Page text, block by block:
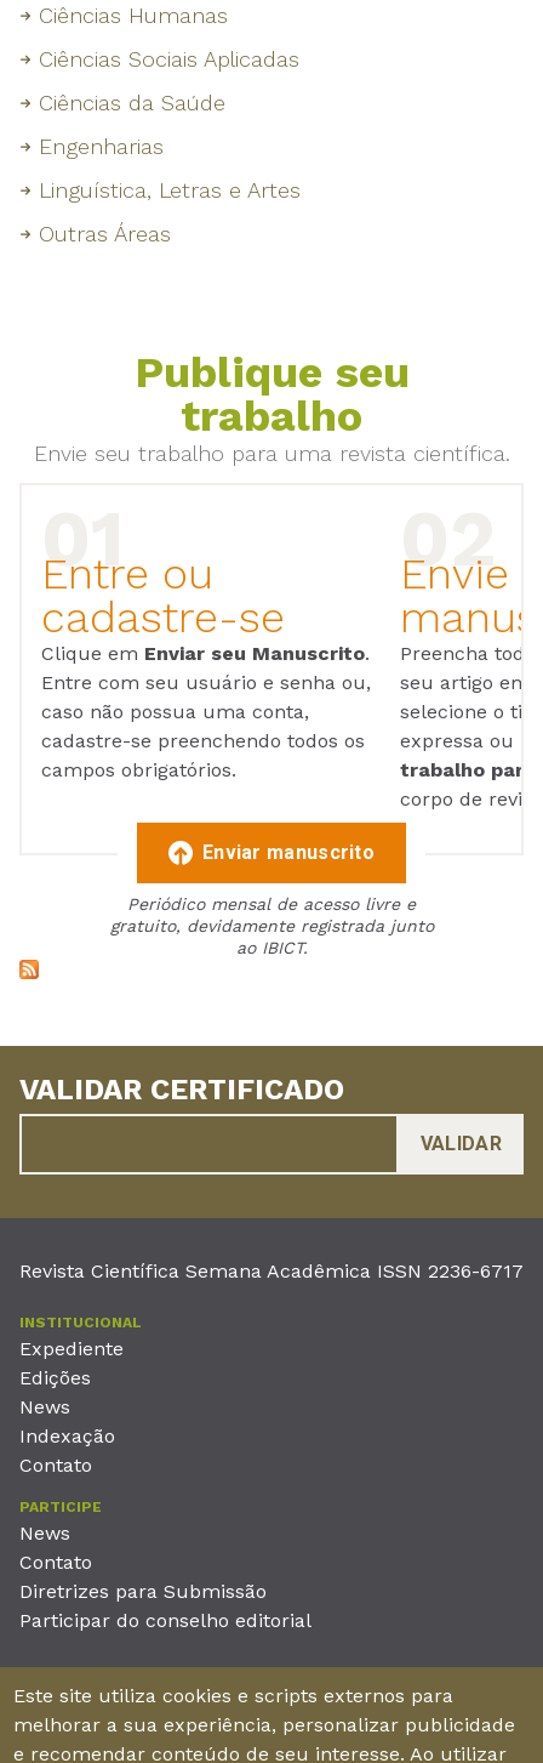
Ciências Humanas
Ciências Sociais Aplicadas
Ciências da Saúde
Engenharias
Linguística, Letras e Artes
Outras Áreas
Publique seu
trabalho
Envie seu trabalho para uma revista científica.
Entre ou
cadastre-se
Clique em Enviar seu Manuscrito.
Entre com seu usuário e senha ou,
caso não possua uma conta,
cadastre-se preenchendo todos os
campos obrigatórios.
Envie
Preencha
seu artigo em
selecione o
expressa ou
trabalho para
corpo de
Enviar manuscrito
Periódico mensal de acesso livre e
gratuito, devidamente registrada junto
ao IBICT.
VALIDAR CERTIFICADO
Revista Científica Semana Acadêmica ISSN 2236-6717
INSTITUCIONAL
Expediente
Edições
News
Indexação
Contato
PARTICIPE
News
Contato
Diretrizes para Submissão
Participar do conselho editorial
Unieducar Inteligência Educacional Ltda
CNPJ: 05.569.970/0001-26
Este site utiliza cookies e scripts externos para
melhorar a sua experiência, personalizar publicidade
e recomendar conteúdo de seu interesse. Ao utilizar